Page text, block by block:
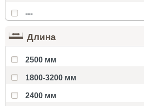
---
Длина
2500 мм
1800-3200 мм
2400 мм